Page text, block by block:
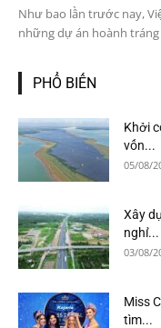
Như bao lần trước nay,
những dự án hoành
PHỔ BIẾN
Khởi
vốn...
05/08/
Xây
nghỉ...
03/08/
Miss
tìm...